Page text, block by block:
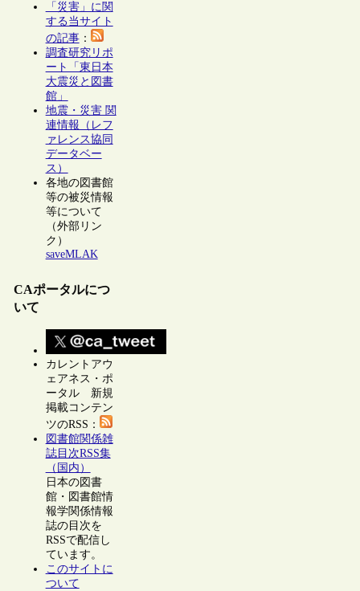
「災害」に関
する当サイト
の記事：
調査研究リポ
ート「東日本
大震災と図書
館」
地震・災害 関
連情報（レフ
ァレンス協同
データベー
ス）
各地の図書館
等の被災情報
等について
（外部リン
ク）
saveMLAK
CAポータルにつ
いて
カレントアウ
ェアネス・ポ
ータル 新規
掲載コンテン
ツのRSS：
図書館関係雑
誌目次RSS集
（国内）
日本の図書
館・図書館情
報学関係情報
誌の目次を
RSSで配信し
ています。
このサイトに
ついて